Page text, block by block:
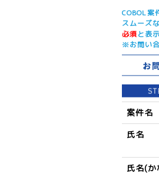
COBOL案
スムーズ
必須 と表
※お問い
案件名
氏名
氏名(か